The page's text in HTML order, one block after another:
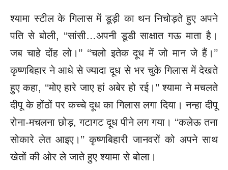
श्यामा स्टील के गिलास में डूड़ी का थन निचोड़ते हुए अपने
पति से बोली, ‘‘सांसी…अपनी डूडी साक्षात गऊ माता है।
जब चाहे दोंह लो।’’ ‘‘चलो इतेक दूध में जो मान जे हैं।’’
कृष्णबिहार ने आधे से ज्यादा दूध से भर चुके गिलास में देखते
हुए कहा, ‘‘मोए हारे जाए हां अबेर हो रई।’’श्यामा ने मचलते
दीपू के होंठों पर कच्चे दूध का गिलास लगा दिया। नन्हा दीपू
रोना-मचलना छोड़, गटागट दूध पीने लग गया। ‘‘कलेऊ तना
सोकारे लेत आइए।’’ कृष्णबिहारी जानवरों को अपने साथ
खेतों की ओर ले जाते हुए श्यामा से बोला।